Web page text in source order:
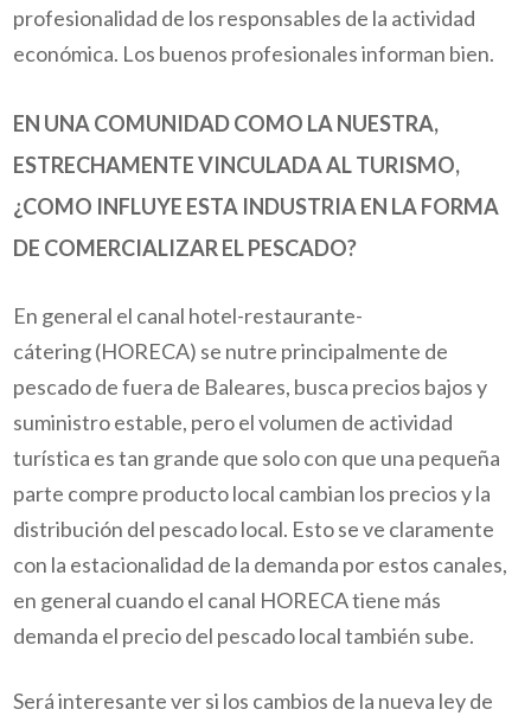
profesionalidad de los responsables de la actividad
económica. Los buenos profesionales informan bien.
EN UNA COMUNIDAD COMO LA NUESTRA,
ESTRECHAMENTE VINCULADA AL TURISMO,
¿COMO INFLUYE ESTA INDUSTRIA EN LA FORMA
DE COMERCIALIZAR EL PESCADO?
En general el canal hotel-restaurante-
cátering(HORECA) se nutre principalmente de
pescado de fuera de Baleares, busca precios bajos y
suministro estable, pero el volumen de actividad
turística es tan grande que solo con que una pequeña
parte compre producto local cambian los precios y la
distribución del pescado local. Esto se ve claramente
con la estacionalidad de la demanda por estos canales,
en general cuando el canal HORECAtiene más
demanda el precio del pescado local también sube.
Será interesante ver si los cambios de la nueva ley de